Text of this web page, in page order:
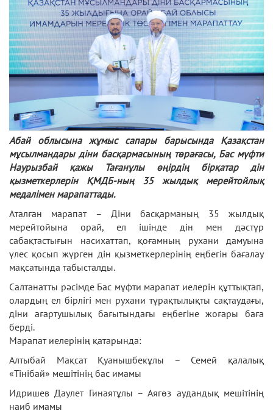
Абай облысына жұмыс сапары барысында Қазақстан
мұсылмандары діни басқармасының төрағасы, Бас мүфти
Наурызбай қажы Тағанұлы өңірдің бірқатар дін
қызметкерлерін ҚМДБ-ның 35 жылдық мерейтойлық
медалімен марапаттады.
Аталған марапат – Діни басқарманың 35 жылдық
мерейтойына орай, ел ішінде дін мен дәстүр
сабақтастығын насихаттап, қоғамның рухани дамуына
үлес қосып жүрген дін қызметкерлерінің еңбегін бағалау
мақсатында табысталды.
Салтанатты рәсімде Бас мүфти марапат иелерін құттықтап,
олардың ел бірлігі мен рухани тұрақтылықты сақтаудағы,
діни ағартушылық бағытындағы еңбегіне жоғары баға
берді.
Марапат иелерінің қатарында:
Алтыбай Мақсат Қуанышбекұлы – Семей қалалық
«Тінібай» мешітінің бас имамы
Идришев Даулет Гинаятұлы – Аягөз аудандық мешітінің
наиб имамы